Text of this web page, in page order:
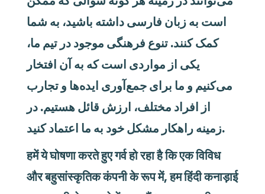
است به زبان فارسی داشته باشید، به شما
کمک کنند. تنوع فرهنگی موجود در تیم ما،
یکی از مواردی است که به آن افتخار
می‌کنیم و ما برای جمع‌آوری ایده‌ها و تجارب
از افراد مختلف، ارزش قائل هستیم. در
زمینه راهکار مشکل خود به ما اعتماد کنید.
हमें ये घोषणा करते हुए गर्व हो रहा है कि एक विविध
और बहुसांस्कृतिक कंपनी के रूप में, हम हिंदी कनाड़ाई